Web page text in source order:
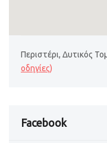
Περιστέρι, Δυτικός
οδηγίες)
Facebook